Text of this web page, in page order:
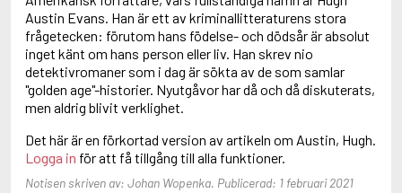
Amdrup, Erik
Ames, Delano
Aminoff, Ivan
Amis, Kingsley
Anappara, Deepa
Anders, Sigrid
Andersen, Carlo
Anderson, F.I.
Anderson, James
Austin Evans. Han är ett av kriminallitteraturens stora
frågetecken: förutom hans födelse- och dödsår är absolut
inget känt om hans person eller liv. Han skrev nio
detektivromaner som i dag är sökta av de som samlar
"golden age"-historier. Nyutgåvor har då och då diskuterats,
men aldrig blivit verklighet.
Det här är en förkortad version av artikeln om Austin, Hugh.
Logga in för att få tillgång till alla funktioner.
Notisen skriven av: Johan Wopenka. Publicerad: 1 februari 2021